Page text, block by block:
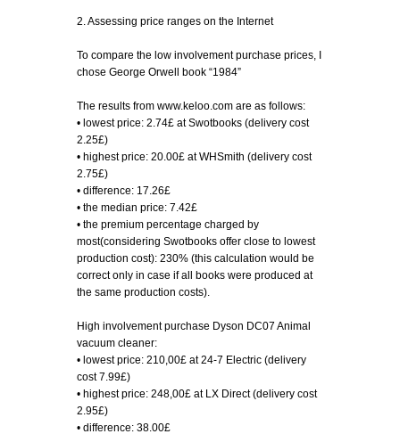
2. Assessing price ranges on the Internet
To compare the low involvement purchase prices, I
chose George Orwell book “1984”
The results from www.keloo.com are as follows:
• lowest price: 2.74£ at Swotbooks (delivery cost
2.25£)
• highest price: 20.00£ at WHSmith (delivery cost
2.75£)
• difference: 17.26£
• the median price: 7.42£
• the premium percentage charged by
most(considering Swotbooks offer close to lowest
production cost): 230% (this calculation would be
correct only in case if all books were produced at
the same production costs).
High involvement purchase Dyson DC07 Animal
vacuum cleaner:
• lowest price: 210,00£ at 24-7 Electric (delivery
cost 7.99£)
• highest price: 248,00£ at LX Direct (delivery cost
2.95£)
• difference: 38.00£